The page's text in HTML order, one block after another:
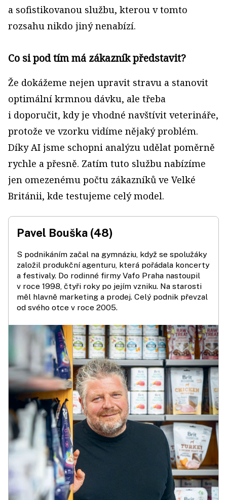
a sofistikovanou službu, kterou v tomto
rozsahu nikdo jiný nenabízí.
Co si pod tím má zákazník představit?
Že dokážeme nejen upravit stravu a stanovit
optimální krmnou dávku, ale třeba
i doporučit, kdy je vhodné navštívit veterináře,
protože ve vzorku vidíme nějaký problém.
Díky AI jsme schopni analýzu udělat poměrně
rychle a přesně. Zatím tuto službu nabízíme
jen omezenému počtu zákazníků ve Velké
Británii, kde testujeme celý model.
Pavel Bouška (48)
S podnikáním začal na gymnáziu, když se spolužáky
založil produkční agenturu, která pořádala koncerty
a festivaly. Do rodinné firmy Vafo Praha nastoupil
v roce 1998, čtyři roky po jejím vzniku. Na starosti
měl hlavně marketing a prodej. Celý podnik převzal
od svého otce v roce 2005.